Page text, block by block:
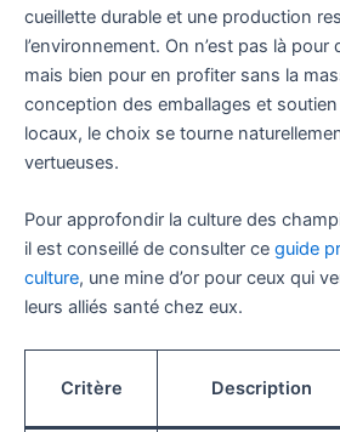
cueillette durable et une production
l’environnement. On n’est pas là pour
mais bien pour en profiter sans la
conception des emballages et
locaux, le choix se tourne
vertueuses.
Pour approfondir la culture des
il est conseillé de consulter ce guide
culture, une mine d’or pour ceux qui
leurs alliés santé chez eux.
Critère Description